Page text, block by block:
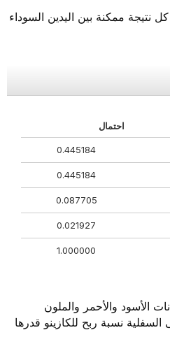
نتيجة ممكنة بين اليدين السوداء
احتمال
0.445184
0.445184
0.087705
0.021927
1.000000
الأسود والأحمر والملون
نسبة ربح للكازينو قدرها